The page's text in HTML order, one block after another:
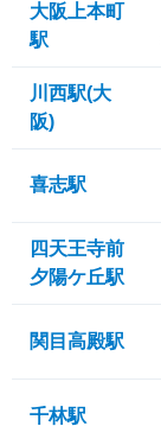
大阪上本町
駅
川西駅(大
阪)
喜志駅
四天王寺前
夕陽ケ丘駅
関目高殿駅
千林駅